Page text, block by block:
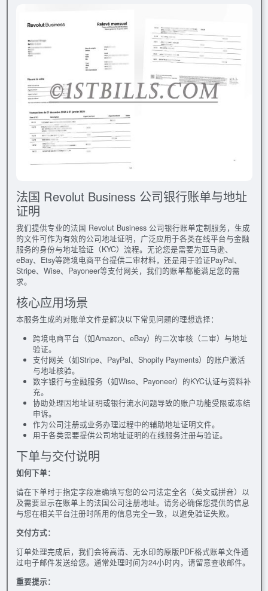
法国 Revolut Business 公司银行账单与地址
证明
我们提供专业的法国 Revolut Business 公司银行账单定制服务，生成
的文件可作为有效的公司地址证明，广泛应用于各类在线平台与金融
服务的身份与地址验证（KYC）流程。无论您是需要为亚马逊、
eBay、Etsy等跨境电商平台提供二审材料，还是用于验证PayPal、
Stripe、Wise、Payoneer等支付网关，我们的账单都能满足您的需
求。
核心应用场景
本服务生成的对账单文件是解决以下常见问题的理想选择：
跨境电商平台（如Amazon、eBay）的二次审核（二审）与地址
验证。
支付网关（如Stripe、PayPal、Shopify Payments）的账户激活
与地址核验。
数字银行与金融服务（如Wise、Payoneer）的KYC认证与资料补
充。
协助处理因地址证明或银行流水问题导致的账户功能受限或冻结
申诉。
作为公司注册或业务办理过程中的辅助地址证明文件。
用于各类需要提供公司地址证明的在线服务注册与验证。
下单与交付说明
如何下单：
请在下单时于指定字段准确填写您的公司法定全名（英文或拼音）以
及需要显示在账单上的法国公司注册地址。请务必确保您提供的信息
与您在相关平台注册时所用的信息完全一致，以避免验证失败。
交付方式：
订单处理完成后，我们会将高清、无水印的原版PDF格式账单文件通
过电子邮件发送给您。通常处理时间为24小时内，请留意查收邮件。
重要提示：